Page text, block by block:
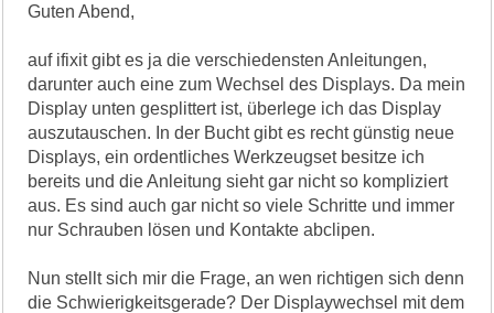
Guten Abend,
auf ifixit gibt es ja die verschiedensten Anleitungen,
darunter auch eine zum Wechsel des Displays. Da mein
Display unten gesplittert ist, überlege ich das Display
auszutauschen. In der Bucht gibt es recht günstig neue
Displays, ein ordentliches Werkzeugset besitze ich
bereits und die Anleitung sieht gar nicht so kompliziert
aus. Es sind auch gar nicht so viele Schritte und immer
nur Schrauben lösen und Kontakte abclipen.
Nun stellt sich mir die Frage, an wen richtigen sich denn
die Schwierigkeitsgerade? Der Displaywechsel mit dem